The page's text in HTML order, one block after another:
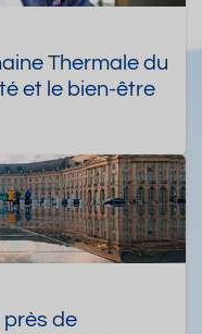
Thermale du
et le bien-être
près de